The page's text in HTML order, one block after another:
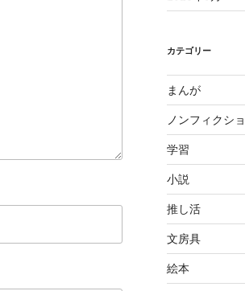
カテゴリー
まんが
ノンフィクシ
学習
小説
推し活
文房具
絵本